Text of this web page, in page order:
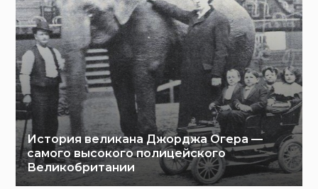
История великана Джорджа Огера —
самого высокого полицейского
Великобритании